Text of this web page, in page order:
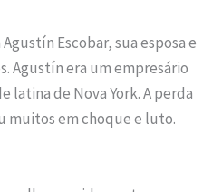
Escobar, sua esposa e
Agustín era um empresário
latina de Nova York. A perda
muitos em choque e luto.